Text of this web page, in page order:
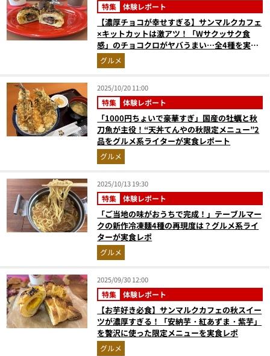
特集 体験レポート
【濃厚チョコが幸せすぎる】サンマルクカフェ
×キットカットは激アツ！「Wサクッサク食
感」のチョコクロがヤバうまい…全4種を実食
レビュー
グルメ
2025/10/20 11:00
特集 体験レポート
「1000円ちょいで豪華すぎ」国産の牡蠣と秋
刀魚が主役！“天丼てんやの秋限定メニュー”2
品をグルメ系ライターが実食レポート
グルメ
2025/10/13 19:30
特集 体験レポート
「ご当地の味がおうちで完成！」テーブルマー
クの新作冷凍麺4種の再現度は？グルメ系ライ
ターが実食レポ
グルメ
2025/09/30 12:00
特集 体験レポート
【お芋好き必食】サンマルクカフェの秋スイー
ツが濃厚すぎる！「安納芋・紅あずま・紫芋」
を贅沢に使った限定メニューを実食レポ
グルメ